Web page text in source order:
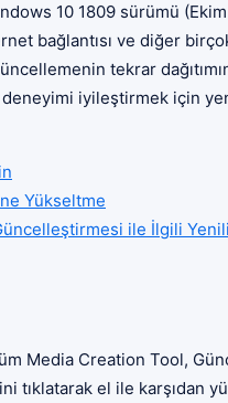
10 1809 sürümü
bağlantısı ve diğer
tekrar
iyileştirmek için
Yükseltme
ile İlgili
Media Creation Tool,
tıklatarak el ile karşıdan